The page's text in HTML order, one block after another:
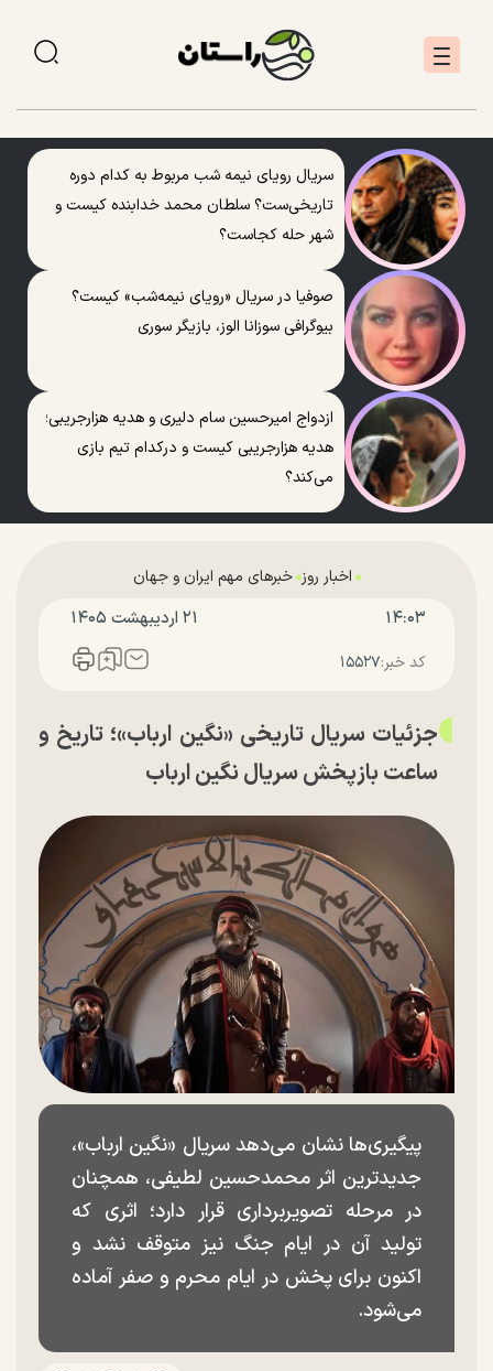
سریال رویای نیمه شب مربوط به کدام دوره
تاریخی‌ست؟ سلطان محمد خدابنده کیست و
شهر حله کجاست؟
صوفیا در سریال «رویای نیمه‌شب» کیست؟
بیوگرافی سوزانا الوز، بازیگر سوری
ازدواج امیرحسین سام دلیری و هدیه هزارجریبی؛
هدیه هزارجریبی کیست و درکدام تیم بازی
می‌کند؟
اخبار روز خبرهای مهم ایران و جهان
۱۴:۰۳ ۲۱ ارديبهشت ۱۴۰۵
کد خبر:۱۵۵۲۷
جزئیات سریال تاریخی «نگین ارباب»؛ تاریخ و
ساعت بازپخش سریال نگین ارباب
پیگیری‌ها نشان می‌دهد سریال «نگین ارباب»،
جدیدترین اثر محمدحسین لطیفی، همچنان
در مرحله تصویربرداری قرار دارد؛ اثری که
تولید آن در ایام جنگ نیز متوقف نشد و
اکنون برای پخش در ایام محرم و صفر آماده
می‌شود.